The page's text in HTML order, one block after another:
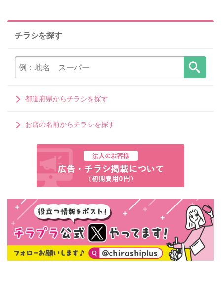
チラシを探す
都道府県からチラシを探す
お店の名前からチラシを探す